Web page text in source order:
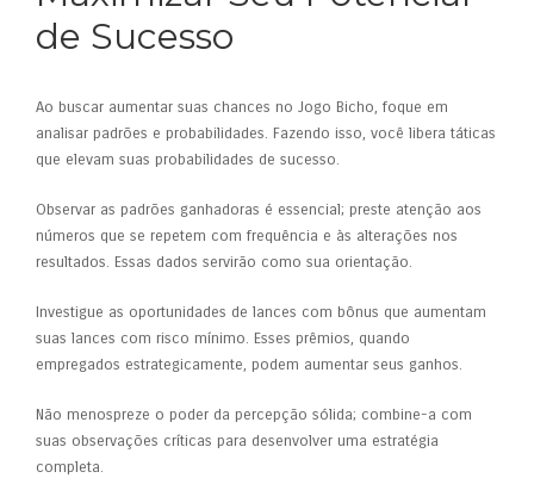
de Sucesso
Ao buscar aumentar suas chances no Jogo Bicho, foque em
analisar padrões e probabilidades. Fazendo isso, você libera táticas
que elevam suas probabilidades de sucesso.
Observar as padrões ganhadoras é essencial; preste atenção aos
números que se repetem com frequência e às alterações nos
resultados. Essas dados servirão como sua orientação.
Investigue as oportunidades de lances com bônus que aumentam
suas lances com risco mínimo. Esses prêmios, quando
empregados estrategicamente, podem aumentar seus ganhos.
Não menospreze o poder da percepção sólida; combine-a com
suas observações críticas para desenvolver uma estratégia
completa.